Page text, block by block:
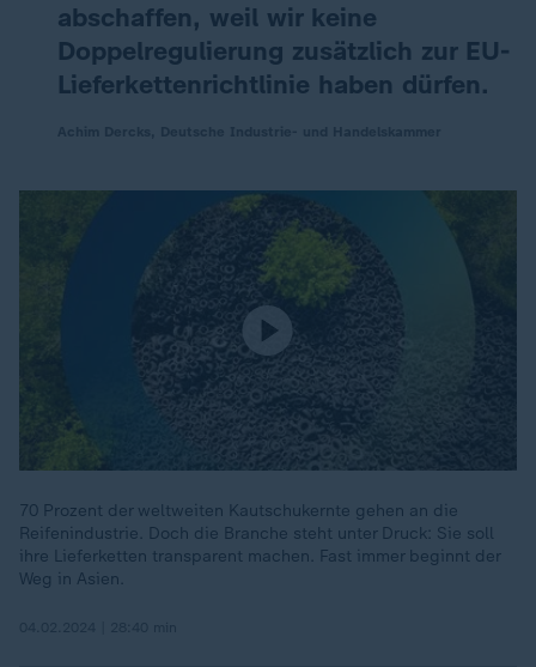
abschaffen, weil wir keine
Doppelregulierung zusätzlich zur EU-
Lieferkettenrichtlinie haben dürfen.
70 Prozent der weltweiten Kautschukernte gehen an die
Reifenindustrie. Doch die Branche steht unter Druck: Sie soll
ihre Lieferketten transparent machen. Fast immer beginnt der
Weg in Asien.